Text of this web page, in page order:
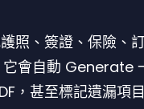
照、簽證、保險、
它會自動 Generate
，甚至標記遺漏項